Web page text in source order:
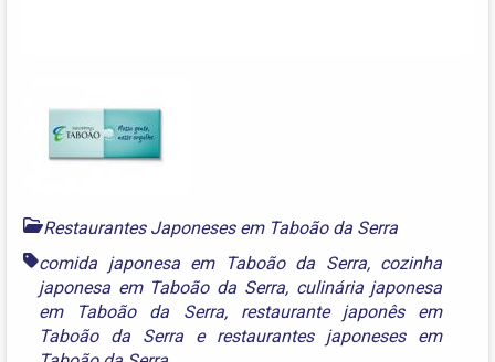
Restaurantes Japoneses em Taboão da Serra
comida japonesa em Taboão da Serra, cozinha
japonesa em Taboão da Serra, culinária japonesa
em Taboão da Serra, restaurante japonês em
Taboão da Serra e restaurantes japoneses em